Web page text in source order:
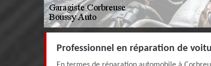
Professionnel en réparation de